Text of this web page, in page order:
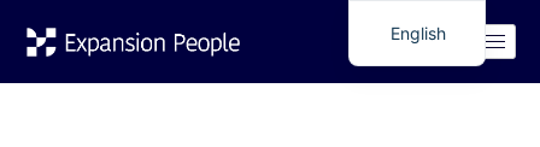
Tag:Estudios en
España
English
Spanish